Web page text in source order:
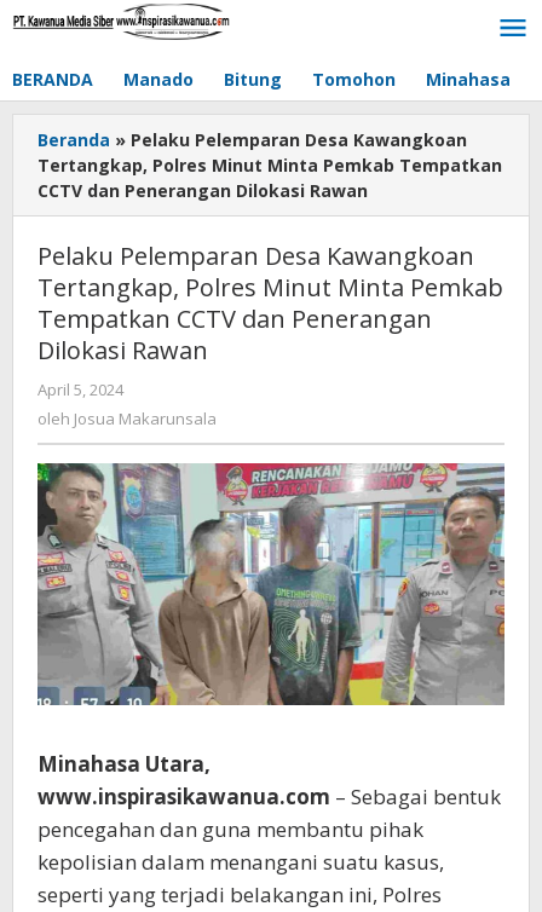
Lewati
BERANDA Manado Bitung Tomohon Minahasa
Beranda » Pelaku Pelemparan Desa Kawangkoan
Tertangkap, Polres Minut Minta Pemkab Tempatkan
CCTV dan Penerangan Dilokasi Rawan
Pelaku Pelemparan Desa Kawangkoan
Tertangkap, Polres Minut Minta Pemkab
Tempatkan CCTV dan Penerangan
Dilokasi Rawan
April 5, 2024
Josua
oleh Josua Makarunsala
Minahasa Utara,
www.inspirasikawanua.com – Sebagai bentuk
pencegahan dan guna membantu pihak
kepolisian dalam menangani suatu kasus,
seperti yang terjadi belakangan ini, Polres